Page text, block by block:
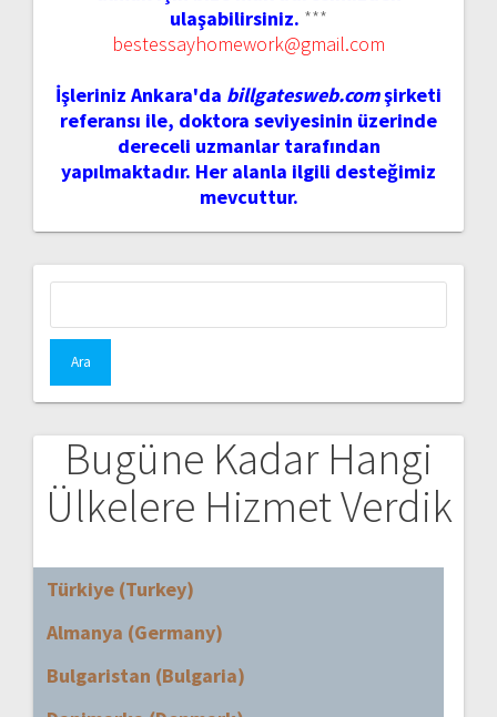
ulaşabilirsiniz. ***
bestessayhomework@gmail.com
İşleriniz Ankara'da billgatesweb.comşirketi
referansı ile, doktora seviyesinin üzerinde
dereceli uzmanlar tarafından
yapılmaktadır. Her alanla ilgili desteğimiz
mevcuttur.
Bugüne Kadar Hangi
Ülkelere Hizmet Verdik
Türkiye (Turkey)
Almanya (Germany)
Bulgaristan (Bulgaria)